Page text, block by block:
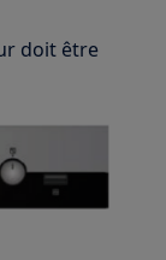
doit être